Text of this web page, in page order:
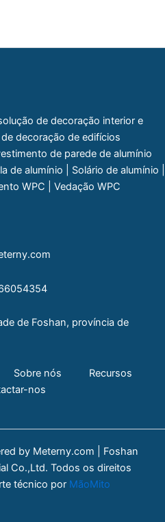
de decoração interior e
decoração de edifícios
de parede de alumínio
de alumínio | Solário de alumínio |
WPC | Vedação WPC
de Foshan, província de
Sobre nós
Recursos
nos
by Meterny.com | Foshan
Co.,Ltd. Todos os direitos
técnico por MãoMito